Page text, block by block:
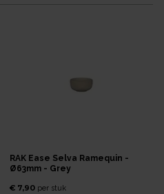
RAK Ease Selva Ramequin -
Ø63mm - Grey
€ 7,90 per stuk